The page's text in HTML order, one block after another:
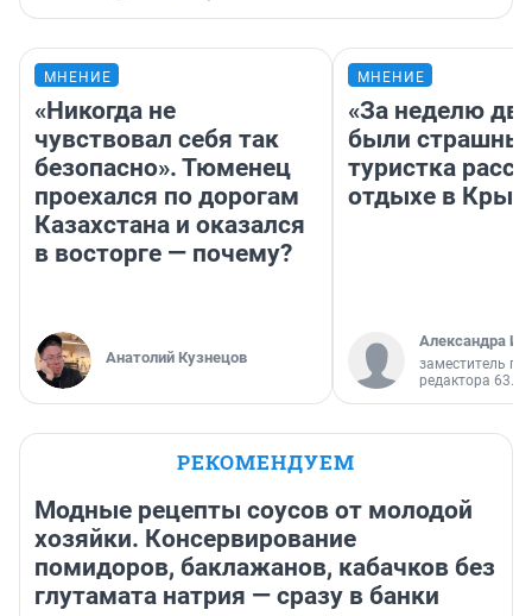
МНЕНИЕ
«Никогда не
чувствовал себя так
безопасно». Тюменец
проехался по дорогам
Казахстана и оказался
в восторге — почему?
Анатолий Кузнецов
МНЕНИЕ
«За неделю
были
туристка
отдыхе в
Александра
заместитель
редактора 63.RU
РЕКОМЕНДУЕМ
Модные рецепты соусов от молодой
хозяйки. Консервирование
помидоров, баклажанов, кабачков без
глутамата натрия — сразу в банки